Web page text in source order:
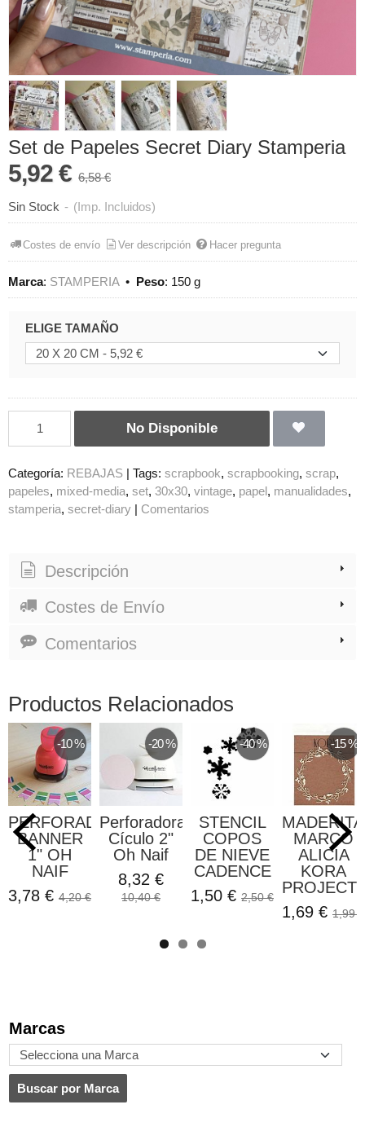
Marcas
Set de Papeles Secret Diary Stamperia
5,92 € 6,58 €
Sin Stock - (Imp. Incluidos)
Costes de envío Ver descripción Hacer pregunta
Marca: STAMPERIA• Peso: 150 g
ELIGE TAMAÑO
No Disponible
Categoría: REBAJAS | Tags: scrapbook scrapbooking scrap
papeles mixed-media set 30x30 vintage papel manualidades
stamperia secret-diary | Comentarios
Descripción
Costes de Envío
Comentarios
Productos Relacionados
-10 %
PERFORADORA
BANNER
1" OH
NAIF
3,78 € 4,20 €
-20 %
Perforadora
Cículo 2"
Oh Naif
8,32 €
10,40 €
-40 %
STENCIL
COPOS
DE NIEVE
CADENCE
1,50 € 2,50 €
-15 %
MARCO
ALICIA
KORA
1,69 € 1,99 €